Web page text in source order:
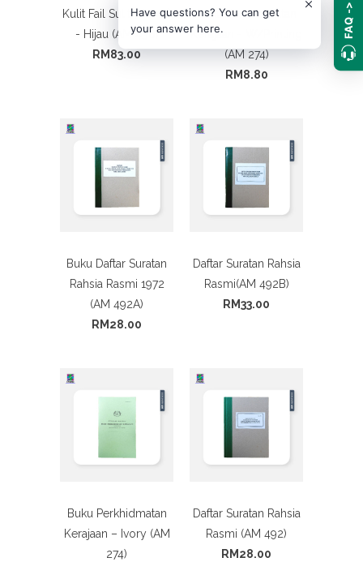
Kulit Fail Sulit (Cover)
- Hijau (AM 436)
RM83.00
Buku Perkhidmatan
Kerajaan - W/Printing
(AM 274)
RM8.80
Buku Daftar Suratan
Rahsia Rasmi 1972
(AM 492A)
RM28.00
Daftar Suratan Rahsia
Rasmi(AM 492B)
RM33.00
Buku Perkhidmatan
Kerajaan – Ivory (AM
274)
Daftar Suratan Rahsia
Rasmi (AM 492)
RM28.00
Have questions? You can get
your answer here.
FAQ ->